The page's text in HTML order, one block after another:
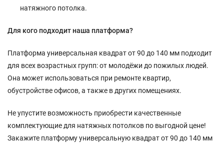
натяжного потолка.
Для кого подходит наша платформа?
Платформа универсальная квадрат от 90 до 140 мм подходит
для всех возрастных групп: от молодёжи до пожилых людей.
Она может использоваться при ремонте квартир,
обустройстве офисов, а также в других помещениях.
Не упустите возможность приобрести качественные
комплектующие для натяжных потолков по выгодной цене!
Закажите платформу универсальную квадрат от 90 до 140 мм